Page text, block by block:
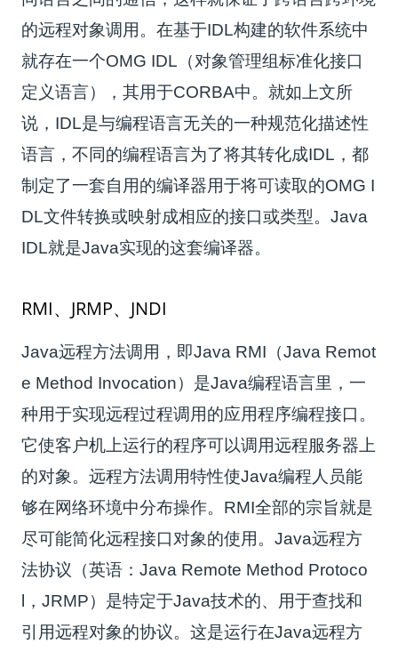
的远程对象调用。在基于IDL构建的软件系统中
就存在一个OMG IDL（对象管理组标准化接口
定义语言），其用于CORBA中。就如上文所
说，IDL是与编程语言无关的一种规范化描述性
语言，不同的编程语言为了将其转化成IDL，都
制定了一套自用的编译器用于将可读取的OMG I
DL文件转换或映射成相应的接口或类型。Java
IDL就是Java实现的这套编译器。
RMI、JRMP、JNDI
Java远程方法调用，即Java RMI（Java Remot
e Method Invocation）是Java编程语言里，一
种用于实现远程过程调用的应用程序编程接口。
它使客户机上运行的程序可以调用远程服务器上
的对象。远程方法调用特性使Java编程人员能
够在网络环境中分布操作。RMI全部的宗旨就是
尽可能简化远程接口对象的使用。Java远程方
法协议（英语：Java Remote Method Protoco
l，JRMP）是特定于Java技术的、用于查找和
引用远程对象的协议。这是运行在Java远程方